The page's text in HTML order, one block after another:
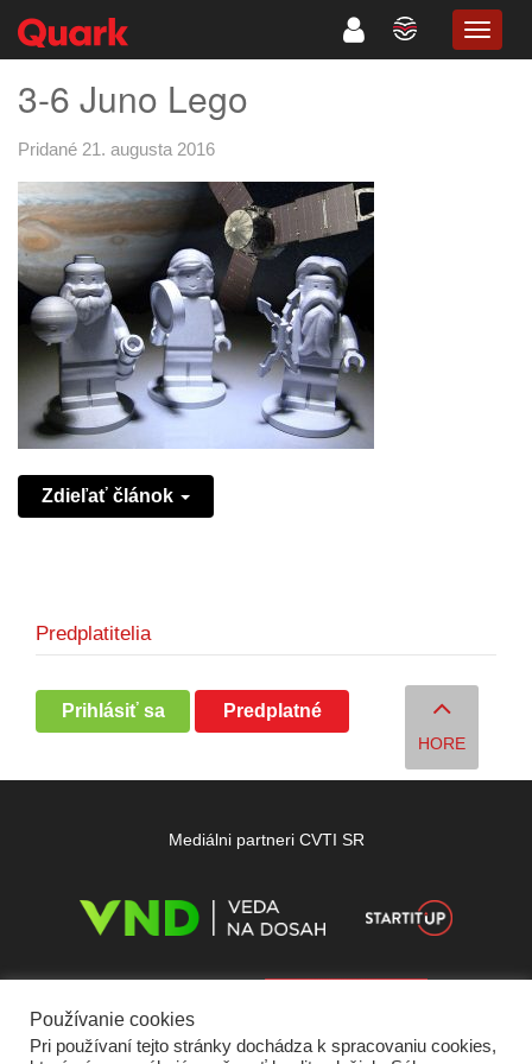
3-6 Juno Lego
Pridané 21. augusta 2016
Zdieľať článok
Predplatitelia
Prihlásiť sa Predplatné
HORE
Mediálni partneri CVTI SR
Používanie cookies
Pri používaní tejto stránky dochádza k spracovaniu cookies,